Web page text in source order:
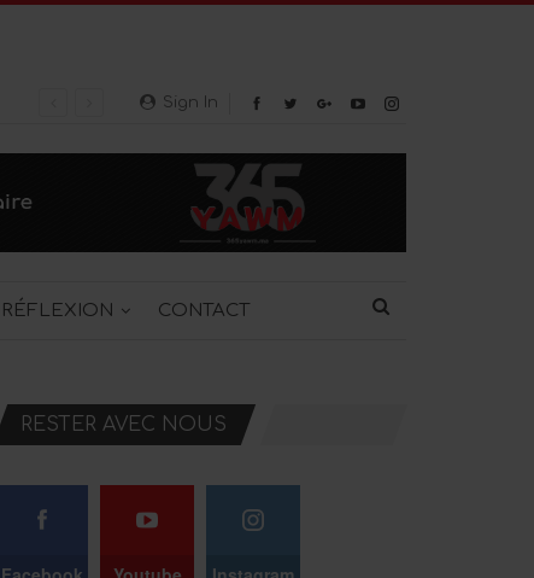
Sign In
RÉFLEXION CONTACT
RESTER AVEC NOUS